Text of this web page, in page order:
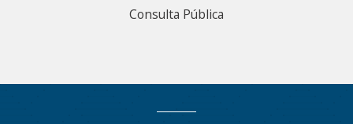
Consulta Pública